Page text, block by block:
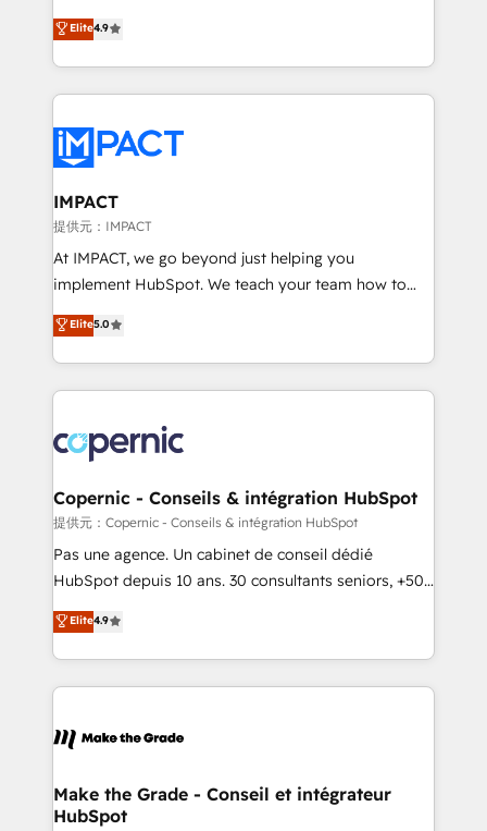
the rare Advanced "Custom Integrations"
Accreditation, securely sync data across... 🔄 any
new HubSpot portal with Advanced Website and
CRM Migrations using our in-house "HubScrub" Tool.
businesses. We go beyond implementation, shaping
the strategy, processes, and teams that turn
HubSpot into a genuine growth engine. Named
HubSpot's Global Partner of the Year in 2024,
worldwide, and with over 15 years in the ecosystem,
Huble has built a track record that speaks for itself.
One company, one operating model, delivering
across offices and consulting teams in the UK, USA,
Canada, Germany, France, Belgium, Singapore, and
South Africa. Certified compliant with ISO/IEC
international offices and 175+ employees.
Elite4.9
IMPACT
提供元：IMPACT
At IMPACT, we go beyond just helping you
implement HubSpot. We teach your team how to
master it. As the creators of the Endless Customers
System™ (the next evolution of They Ask, You
Answer), we’re the only HubSpot partner built
entirely around coaching and training. That means
skills, processes, and internal team you need to
attract the right buyers, close deals faster, and grow
without outside dependencies. You’ll learn how to: •
Set up, audit, and organize your HubSpot portal •
Get your sales team fully using HubSpot • Track
pipeline and revenue across the entire buyer journey
growth • Create content and videos that attract
buyers • Use AI to scale smarter Our coaching-led
lasts. So if you're ready to become the most trusted
voice in your market, let’s talk.
Elite5.0
Copernic - Conseils & intégration HubSpot
提供元：Copernic - Conseils & intégration HubSpot
Pas une agence. Un cabinet de conseil dédié
HubSpot depuis 10 ans. 30 consultants seniors, +500
clients, un ROI mesurable. Notre mission : faire de
HubSpot un vrai levier de performance pour votre
organisation. Cela passe par la compréhension de
vos processus, la fiabilisation de vos données et
la plateforme. Nos domaines d'intervention : -
& reprise de données - Stratégie RevOps &
alignement Marketing / Sales - Data, reporting &
Elite4.9
Make the Grade - Conseil et intégrateur
HubSpot